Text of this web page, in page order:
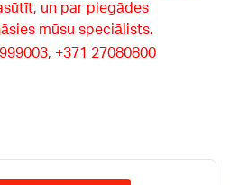
un par piegādes
mūsu speciālists.
+371 27080800